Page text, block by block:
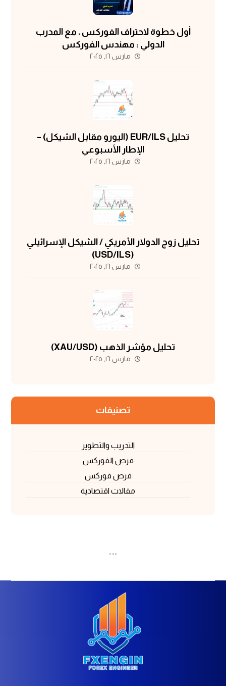
أول خطوة لاحتراف الفوركس ، مع المدرب
الدولي : مهندس الفوركس
مارس ١٦, ٢٠٢٥
تحليل EUR/ILS (اليورو مقابل الشيكل) –
الإطار الأسبوعي
مارس ١٦, ٢٠٢٥
تحليل زوج الدولار الأمريكي / الشيكل الإسرائيلي
(USD/ILS)
مارس ١٦, ٢٠٢٥
تحليل مؤشر الذهب (XAU/USD)
مارس ١٦, ٢٠٢٥
تصنيفات
التدريب والتطوير
فرص الفوركس
فرص فوركس
مقالات اقتصادية